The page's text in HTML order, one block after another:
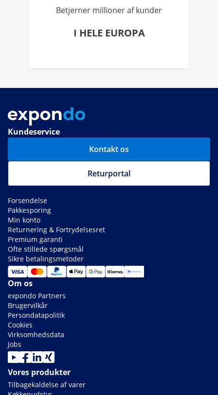
Betjerner millioner af kunder
I HELE EUROPA
Kundeservice
Kontakt os
Returportal
Forsendelse
Pakkesporing
Min konto
Returnering & Fortrydelsesret
Premium garanti
Ofte stillede spørgsmål
Sikre betalingsmetoder
Om os
expondo Partners
Brugervilkår
Persondatapolitik
Cookies
Virksomhedsdata
Jobs
Vores produkter
Tilbagekaldelse af varer